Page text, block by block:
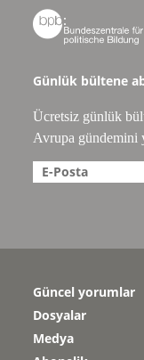

Günlük bültene
Ücretsiz günlük
Avrupa gündemini
Güncel yorumlar
Dosyalar
Medya